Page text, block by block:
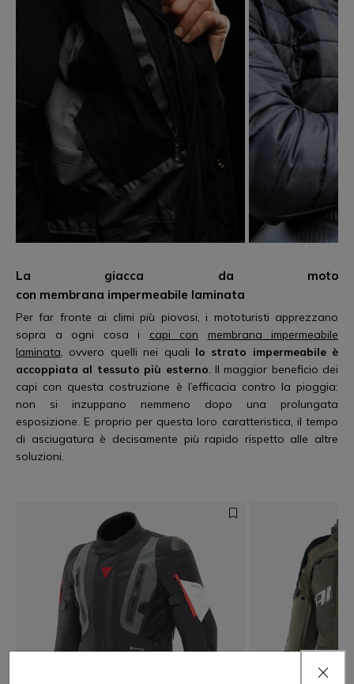
La
giacca da moto
con membrana impermeabile laminata
Per far fronte ai climi più piovosi, i mototuristi apprezzano
sopra a ogni cosa i capi con
membrana impermeabile
laminata, ovvero quelli nei quali lo strato impermeabile è
accoppiata al tessuto più esterno. Il maggior beneficio dei
capi con questa costruzione è l’efficacia contro la pioggia:
non si inzuppano nemmeno dopo una prolungata
esposizione. E proprio per questa loro caratteristica, il tempo
di asciugatura è decisamente più rapido rispetto alle altre
soluzioni.